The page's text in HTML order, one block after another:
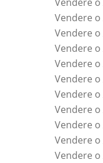
Vendere
Vendere
Vendere
Vendere o
Vendere